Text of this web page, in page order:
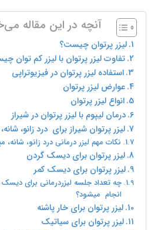
آنچه در این مقاله
لیزر پرتوان چیست؟
تفاوت لیزر پرتوان با لیزر کم توان
استفاده لیزر پرتوان در فیزیوتراپی
عوارض لیزر پرتوان
انواع لیزر پرتوان
درمان لیپوم با لیزر پرتوان در شیراز
لیزر پرتوان شیراز برای درد زانو،
نکات مهم لیزر درمانی درد زانو، شانه،
لیزر پرتوان برای دیسک گردن
لیزر پرتوان برای دیسک کمر
چه تعداد جلسه لیزردرمانی برای دیسک
انجام میشود؟
لیزر پرتوان برای خار پاشنه
لیزر پرتوان برای سیاتیک